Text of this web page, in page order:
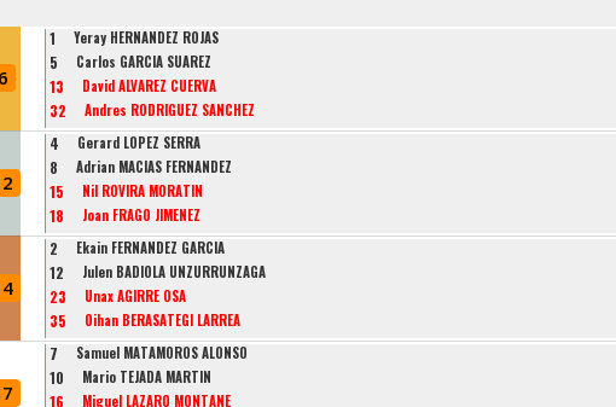
6
1 Yeray HERNANDEZ ROJAS
5
Carlos GARCIA SUAREZ
13
David ALVAREZ CUERVA
32
Andres RODRIGUEZ SANCHEZ
4 Gerard LOPEZ SERRA
8
Adrian MACIAS FERNANDEZ
15
Nil ROVIRA MORATIN
18
Joan FRAGO JIMENEZ
2 Ekain FERNANDEZ GARCIA
12
Julen BADIOLA UNZURRUNZAGA
23
Unax AGIRRE OSA
35
Oihan BERASATEGI LARREA
7 Samuel MATAMOROS ALONSO
10
Mario TEJADA MARTIN
16
Miguel LÁZARO MONTANÉ